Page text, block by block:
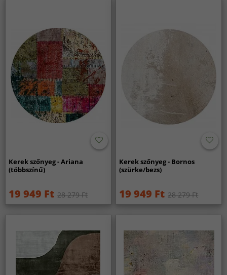
Kerek szőnyeg - Ariana
(többszínű)
19 949 Ft 28 279 Ft
Kerek szőnyeg - Bornos
(szürke/bezs)
19 949 Ft 28 279 Ft